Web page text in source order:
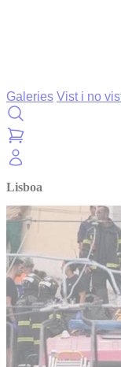
Galeries Vist i no
Lisboa